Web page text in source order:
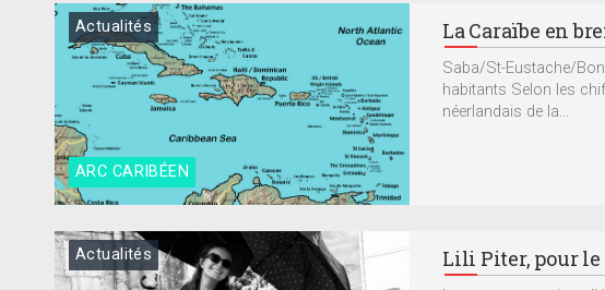
ARC CARIBÉEN
Actualités La Caraïbe en
Saba/St-Eustache/
habitants Selon les
néerlandais de la...
Actualités Lili Piter, pour